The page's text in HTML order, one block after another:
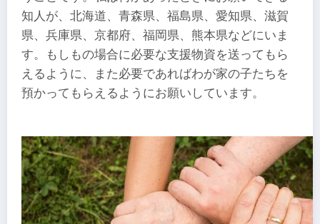
知人が、北海道、青森県、福島県、愛知県、滋賀
県、兵庫県、京都府、福岡県、熊本県などにいま
す。もしもの場合に必要な支援物資を送ってもら
えるように、また必要であればわが家の子たちを
預かってもらえるようにお願いしています。